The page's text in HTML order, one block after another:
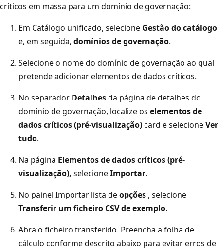
críticos em massa para um domínio de governação:
Em Catálogo unificado, selecione Gestão do catálogo
e, em seguida, domínios de governação.
Selecione o nome do domínio de governação ao qual
pretende adicionar elementos de dados críticos.
No separador Detalhesda página de detalhes do
domínio de governação, localize os elementos de
dados críticos (pré-visualização)card e selecioneVer
tudo.
Na página Elementos de dados críticos (pré-
visualização), selecioneImportar.
No painel Importar lista deopções , selecione
Transferir um ficheiro CSV de exemplo.
Abra o ficheiro transferido. Preencha a folha de
cálculo conforme descrito abaixo para evitar erros de